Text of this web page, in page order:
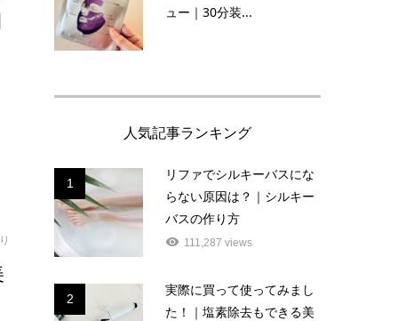
ュー｜30分装...
人気記事ランキング
1
リファでシルキーバスにな
らない原因は？｜シルキー
バスの作り方
111,287 views
2
実際に買って使ってみまし
た！｜塩素除去もできる美